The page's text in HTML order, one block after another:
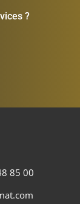
?
85 00